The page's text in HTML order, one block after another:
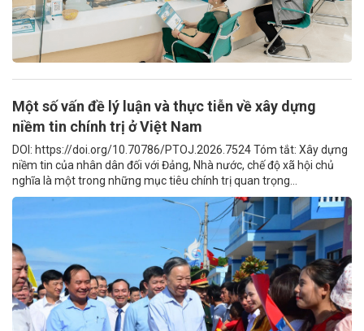
Một số vấn đề lý luận và thực tiễn về xây dựng
niềm tin chính trị ở Việt Nam
DOI: https://doi.org/10.70786/PTOJ.2026.7524 Tóm tắt: Xây dựng
niềm tin của nhân dân đối với Đảng, Nhà nước, chế độ xã hội chủ
nghĩa là một trong những mục tiêu chính trị quan trọng...